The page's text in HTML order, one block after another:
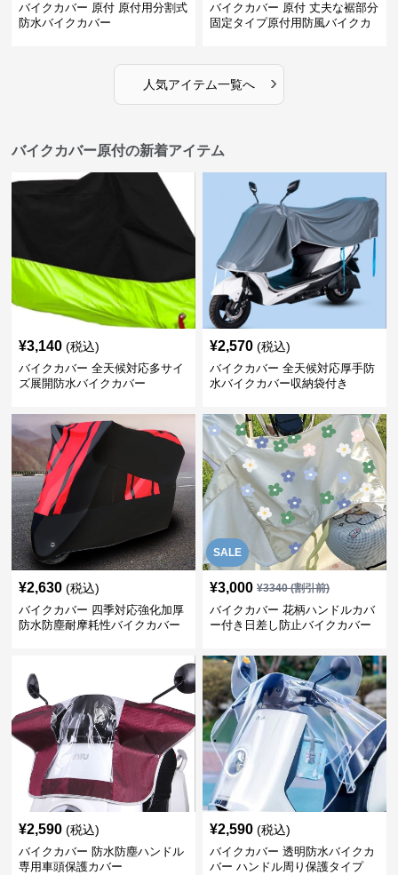
バイクカバー 原付 原付用分割式
防水バイクカバー
バイクカバー 原付 丈夫な裾部分
固定タイプ原付用防風バイクカ
人気アイテム一覧へ ›
バイクカバー原付の新着アイテム
¥3,140 (税込)
バイクカバー 全天候対応多サイ
ズ展開防水バイクカバー
¥2,570 (税込)
バイクカバー 全天候対応厚手防
水バイクカバー収納袋付き
¥2,630 (税込)
バイクカバー 四季対応強化加厚
防水防塵耐摩耗性バイクカバー
SALE
¥3,000 ¥3340(割引前)
バイクカバー 花柄ハンドルカバ
ー付き日差し防止バイクカバー
¥2,590 (税込)
バイクカバー 防水防塵ハンドル
専用車頭保護カバー
¥2,590 (税込)
バイクカバー 透明防水バイクカ
バー ハンドル周り保護タイプ